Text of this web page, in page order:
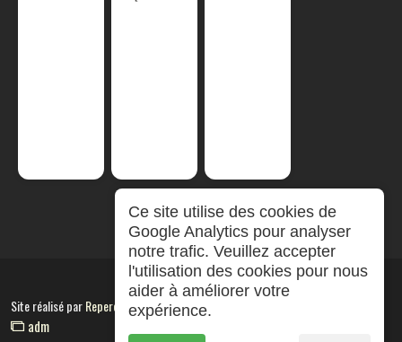
Site réalisé parRepereCom
adm
Ce site utilise des cookies de
Google Analytics pour analyser
notre trafic. Veuillez accepter
l'utilisation des cookies pour nous
aider à améliorer votre
expérience.